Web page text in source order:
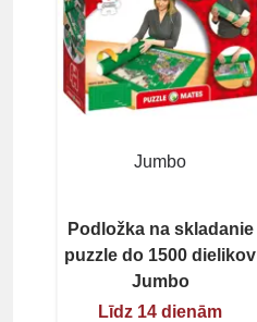
Jumbo
Podložka na skladanie
puzzle do 1500 dielikov
Jumbo
Līdz 14 dienām